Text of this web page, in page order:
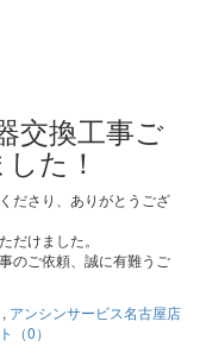
交換工事ご
た！
ださり、ありがとうござ
だけました。
のご依頼、誠に有難うご
, アンシンサービス名古屋店
（0）